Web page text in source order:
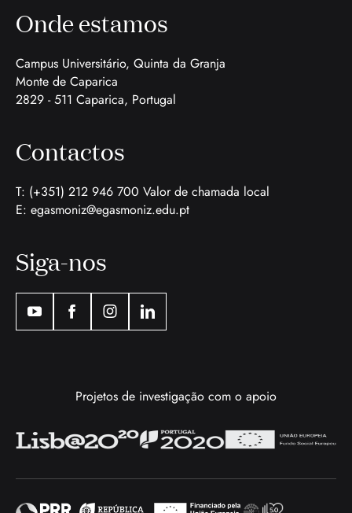
Onde estamos
Campus Universitário, Quinta da Granja
Monte de Caparica
2829 - 511 Caparica, Portugal
Contactos
T: (+351) 212 946 700 Valor de chamada local
E: egasmoniz@egasmoniz.edu.pt
Siga-nos
Projetos de investigação com o apoio